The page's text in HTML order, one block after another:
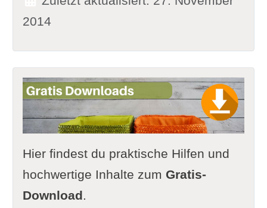
2014
Hier findest du praktische Hilfen und
hochwertige Inhalte zum Gratis-
Download.